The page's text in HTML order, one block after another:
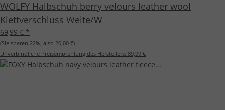
WOLFY Halbschuh berry velours leather wool
Klettverschluss Weite/W
69,99 € *
(Sie sparen 22%, also 20,00 €)
Unverbindliche Preisempfehlung des Herstellers: 89,99 €